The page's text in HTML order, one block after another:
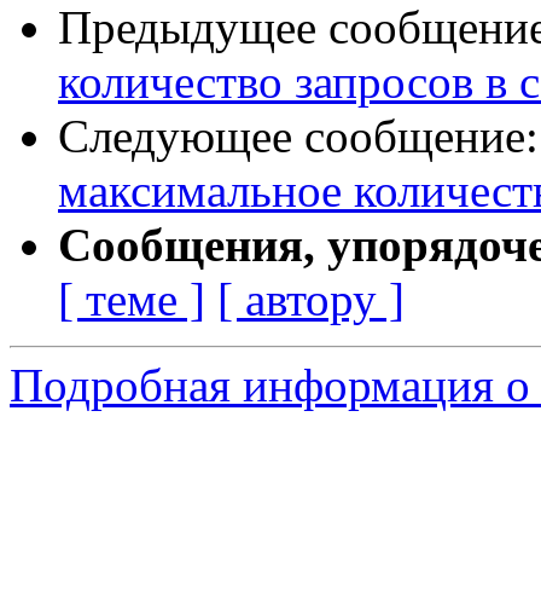
Предыдущее
количество запросов в
Следующее
максимальное
Сообщения,
[ теме ] [ автору ]
Подробная информация